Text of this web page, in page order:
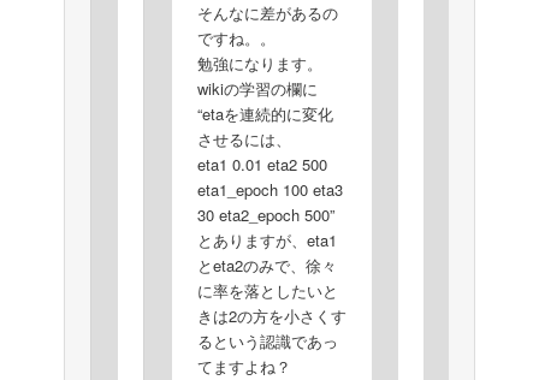
そんなに差があるの
ですね。。
勉強になります。
wikiの学習の欄に
“etaを連続的に変化
させるには、
eta1 0.01 eta2 500
eta1_epoch 100 eta3
30 eta2_epoch 500”
とありますが、eta1
とeta2のみで、徐々
に率を落としたいと
きは2の方を小さくす
るという認識であっ
てますよね？